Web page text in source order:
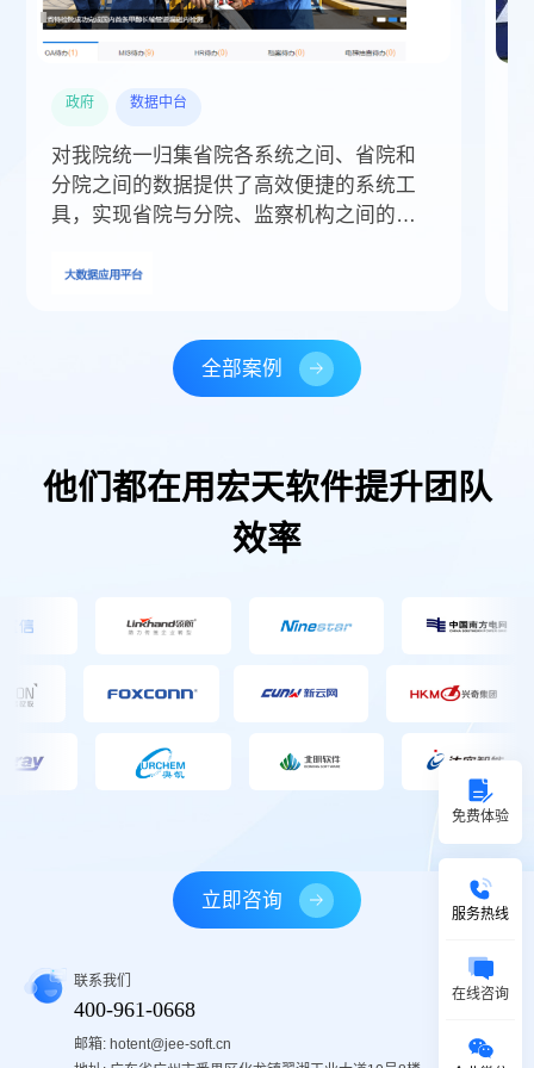
政府 数据中台
对我院统一归集省院各系统之间、省院和
分院之间的数据提供了高效便捷的系统工
具，实现省院与分院、监察机构之间的基
率。
全部案例
他们都在用宏天软件提升团队
效率
立即咨询
联系我们
400-961-0668
邮箱: hotent@jee-soft.cn
免费体验
服务热线
在线咨询